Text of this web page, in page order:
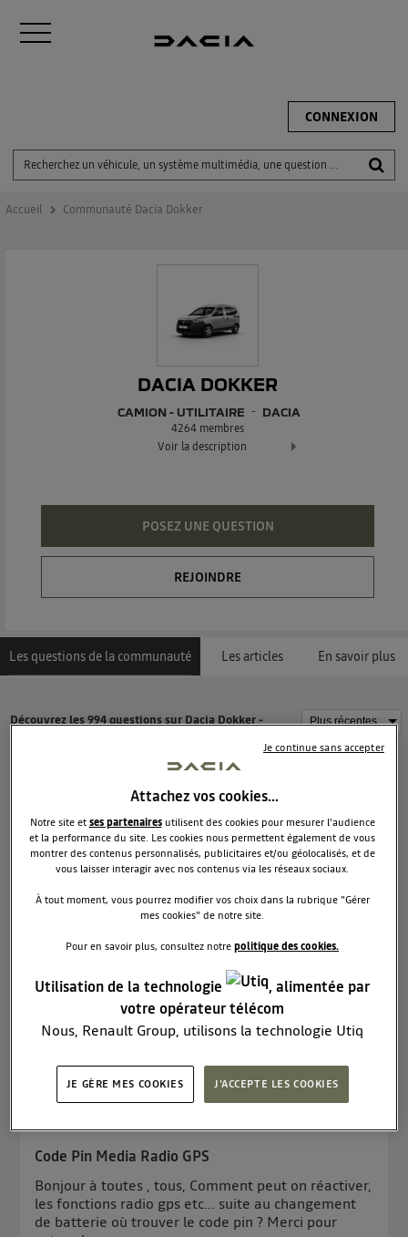
CONNEXION
Accueil Communauté Dacia Dokker
DACIA DOKKER
CAMION - UTILITAIRE DACIA
4264 membres
Voir la description
POSEZ UNE QUESTION
REJOINDRE
Les questions de la communauté Les articles En savoir plus
Découvrez les 994 questions sur Dacia Dokker -
Le6 décembre 2025 à21:40
Un bip sonore origine ?
je roule ( de nuit, entre autre) j'ai régulièrement un
bip sonore. Je ne vois aucune anomalie à première
vue..pouvez vous éventuellement me dire ce que
cela pourrait être svp?
Lire les 15 réponses RÉPONDRE
Code Pin Media Radio GPS
Bonjour à toutes , tous, Comment peut on réactiver,
les fonctions radio gps etc... suite au changement
de batterie où trouver le code pin ? Merci pour
Attachez vos cookies…
Notre site etses partenairesutilisent des cookies pour mesurer l'audience
et la performance du site. Les cookies nous permettent également de vous
montrer des contenus personnalisés, publicitaires et/ou géolocalisés, et de
vous laisser interagir avec nos contenus via les réseaux sociaux.
À tout moment, vous pourrez modifier vos choix dans la rubrique "Gérer
mes cookies" de notre site.
Pour en savoir plus, consultez notrepolitique des cookies.
Utilisation de la technologie
, alimentée par
votre opérateur télécom
Nous, Renault Group, utilisons la technologie Utiq
cette notice de consentement) et liées à votre
chaque site).
La technologie Utiq a été conçue pour la protection
de vos données personnelles en vous offrant choix et
contrôle.
JE GÈRE MES COOKIES J'ACCEPTE LES COOKIES
Je continue sans accepter